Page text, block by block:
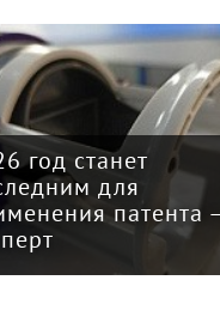
год станет
для
патента